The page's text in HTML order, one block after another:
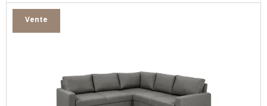
Vente